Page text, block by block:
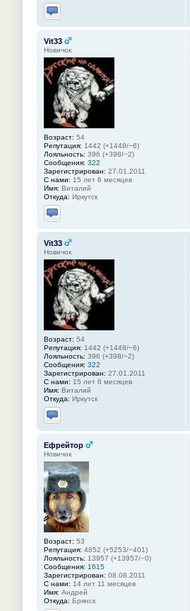
Отправить личное сообщение
Vit33
Новичок
Возраст: 54
Репутация: 1442 (+1448/−6)
Лояльность: 396 (+398/−2)
Сообщения: 322
Зарегистрирован: 27.01.2011
С нами: 15 лет 6 месяцев
Имя: Виталий
Откуда: Иркутск
Отправить личное сообщение
Vit33
Новичок
Возраст: 54
Репутация: 1442 (+1448/−6)
Лояльность: 396 (+398/−2)
Сообщения: 322
Зарегистрирован: 27.01.2011
С нами: 15 лет 6 месяцев
Имя: Виталий
Откуда: Иркутск
Отправить личное сообщение
Ефрейтор
Новичок
Возраст: 53
Репутация: 4852 (+5253/−401)
Лояльность: 13957 (+13957/−0)
Сообщения: 1615
Зарегистрирован: 08.08.2011
С нами: 14 лет 11 месяцев
Имя: Андрей
Откуда: Брянск